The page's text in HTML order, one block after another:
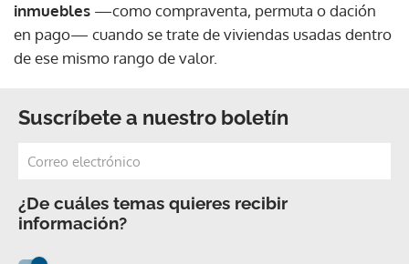
inmuebles —como compraventa, permuta o dación
en pago— cuando se trate de viviendas usadas dentro
de ese mismo rango de valor.
Suscríbete a nuestro boletín
¿De cuáles temas quieres recibir
información?